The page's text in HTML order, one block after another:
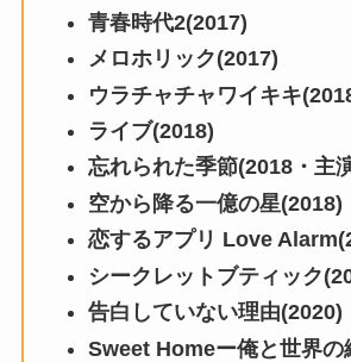
青春時代2(2017)
メロホリック(2017)
ウラチャチャワイキキ
ライブ(2018)
忘れられた季節(2018・主
空から降る一億の星(2018)
恋するアプリ Love
シークレットブティック
告白していない理由(2020)
Sweet Homeー俺と世界の